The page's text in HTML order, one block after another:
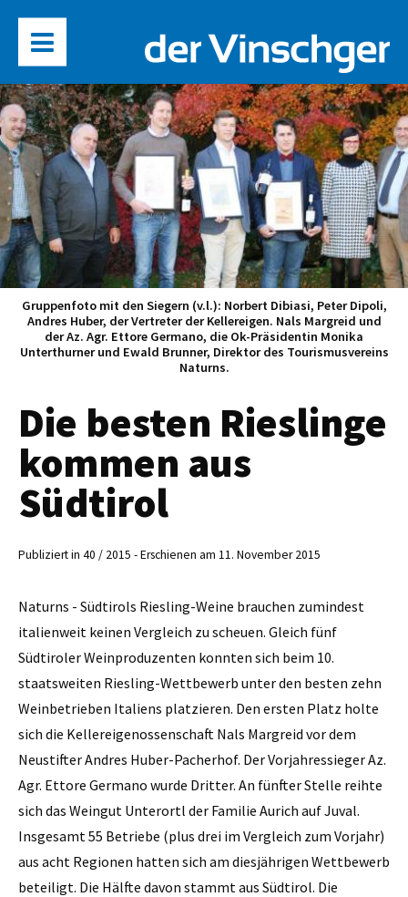
Gruppenfoto mit den Siegern (v.l.): Norbert Dibiasi, Peter Dipoli,
Andres Huber, der Vertreter der Kellereigen. Nals Margreid und
der Az. Agr. Ettore Germano, die Ok-Präsidentin Monika
Unterthurner und Ewald Brunner, Direktor des Tourismusvereins
Naturns.
Die besten Rieslinge
kommen aus
Südtirol
Publiziert in 40 / 2015 - Erschienen am 11. November 2015
Naturns - Südtirols Riesling-Weine brauchen zumindest
italienweit keinen Vergleich zu scheuen. Gleich fünf
Südtiroler Weinproduzenten konnten sich beim 10.
staatsweiten Riesling-Wettbewerb unter den besten zehn
Weinbetrieben Italiens platzieren. Den ersten Platz holte
sich die Kellereigenossenschaft Nals Margreid vor dem
Neustifter Andres Huber-Pacherhof. Der Vorjahressieger Az.
Agr. Ettore Germano wurde Dritter. An fünfter Stelle reihte
sich das Weingut Unterortl der Familie Aurich auf Juval.
Insgesamt 55 Betriebe (plus drei im Vergleich zum Vorjahr)
aus acht Regionen hatten sich am diesjährigen Wettbewerb
beteiligt. Die Hälfte davon stammt aus Südtirol. Die